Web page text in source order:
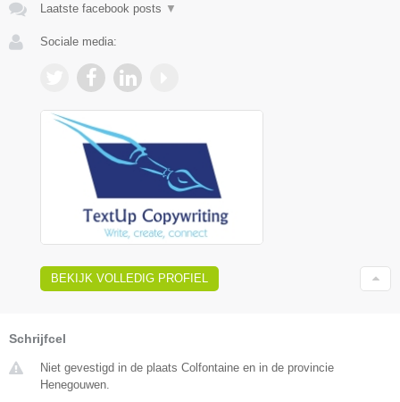
Laatste facebook posts ▼
Sociale media:
BEKIJK VOLLEDIG PROFIEL
Schrijfcel
Niet gevestigd in de plaats Colfontaine en in de provincie
Henegouwen.